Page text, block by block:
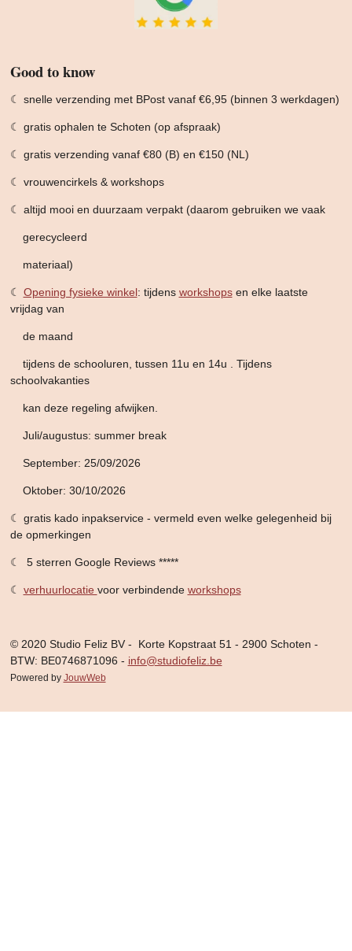
Good to know
☾ snelle verzending met BPost vanaf €6,95 (binnen 3 werkdagen)
☾ gratis ophalen te Schoten (op afspraak)
☾ gratis verzending vanaf €80 (B) en €150 (NL)
☾ vrouwencirkels & workshops
☾ altijd mooi en duurzaam verpakt (daarom gebruiken we vaak
gerecycleerd
materiaal)
☾ Opening fysieke winkel: tijdens workshopsen elke laatste
vrijdag van
de maand
tijdens de schooluren, tussen 11u en 14u . Tijdens
schoolvakanties
kan dezeregeling afwijken.
Juli/augustus: summer break
September: 25/09/2026
Oktober: 30/10/2026
☾ gratis kado inpakservice - vermeld even welke gelegenheid bij
de opmerkingen
☾ 5 sterren Google Reviews *****
☾ verhuurlocatie voor verbindende workshops
© 2020 Studio Feliz BV - Korte Kopstraat 51 - 2900 Schoten -
BTW: BE0746871096 - info@studiofeliz.be
Powered by JouwWeb